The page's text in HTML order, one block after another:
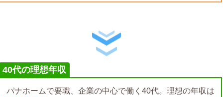
40代の理想年収
パナホームで要職、企業の中心で働く40代。理想の年収は